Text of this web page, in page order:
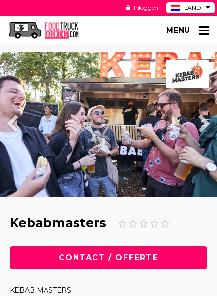
LAND
DE
US
Inloggen
MENU
Kebabmasters
CONTACT / OFFERTE
KEBAB MASTERS